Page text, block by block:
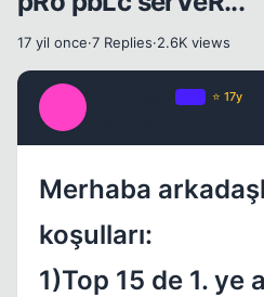
17 yil once·7 Replies·2.6K views
⭐ 17y
Merhaba
koşulları:
1)Top 15 de 1. ye